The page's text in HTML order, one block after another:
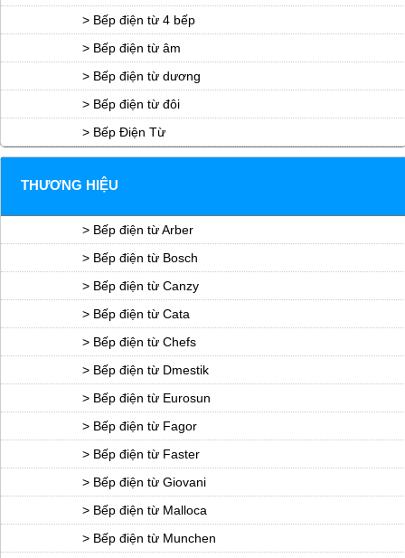
> Bếp điện từ 4 bếp
> Bếp điện từ âm
> Bếp điện từ dương
> Bếp điện từ đôi
> Bếp Điện Từ
THƯƠNG HIỆU
> Bếp điện từ Arber
> Bếp điện từ Bosch
> Bếp điện từ Canzy
> Bếp điện từ Cata
> Bếp điện từ Chefs
> Bếp điện từ Dmestik
> Bếp điện từ Eurosun
> Bếp điện từ Fagor
> Bếp điện từ Faster
> Bếp điện từ Giovani
> Bếp điện từ Malloca
> Bếp điện từ Munchen